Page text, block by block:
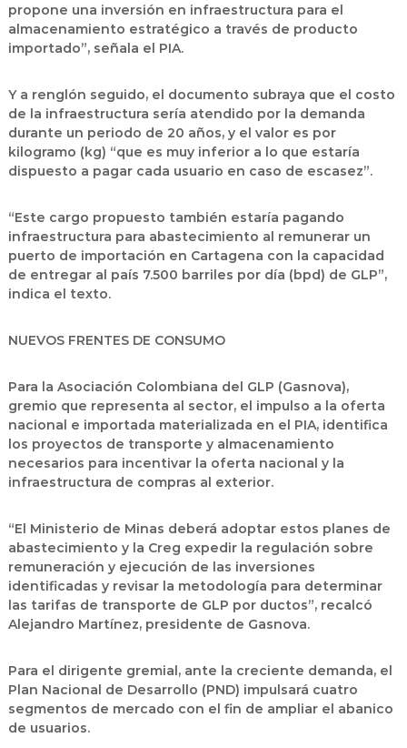
propone una inversión en infraestructura para el
almacenamiento estratégico a través de producto
importado”, señala el PIA.
Y a renglón seguido, el documento subraya que el costo
de la infraestructura sería atendido por la demanda
durante un periodo de 20 años, y el valor es por
kilogramo (kg) “que es muy inferior a lo que estaría
dispuesto a pagar cada usuario en caso de escasez”.
“Este cargo propuesto también estaría pagando
infraestructura para abastecimiento al remunerar un
puerto de importación en Cartagena con la capacidad
de entregar al país 7.500 barriles por día (bpd) de GLP”,
indica el texto.
NUEVOS FRENTES DE CONSUMO
Para la Asociación Colombiana del GLP (Gasnova),
gremio que representa al sector, el impulso a la oferta
nacional e importada materializada en el PIA, identifica
los proyectos de transporte y almacenamiento
necesarios para incentivar la oferta nacional y la
infraestructura de compras al exterior.
“El Ministerio de Minas deberá adoptar estos planes de
abastecimiento y la Creg expedir la regulación sobre
remuneración y ejecución de las inversiones
identificadas y revisar la metodología para determinar
las tarifas de transporte de GLP por ductos”, recalcó
Alejandro Martínez, presidente de Gasnova.
Para el dirigente gremial, ante la creciente demanda, el
Plan Nacional de Desarrollo (PND) impulsará cuatro
segmentos de mercado con el fin de ampliar el abanico
de usuarios.